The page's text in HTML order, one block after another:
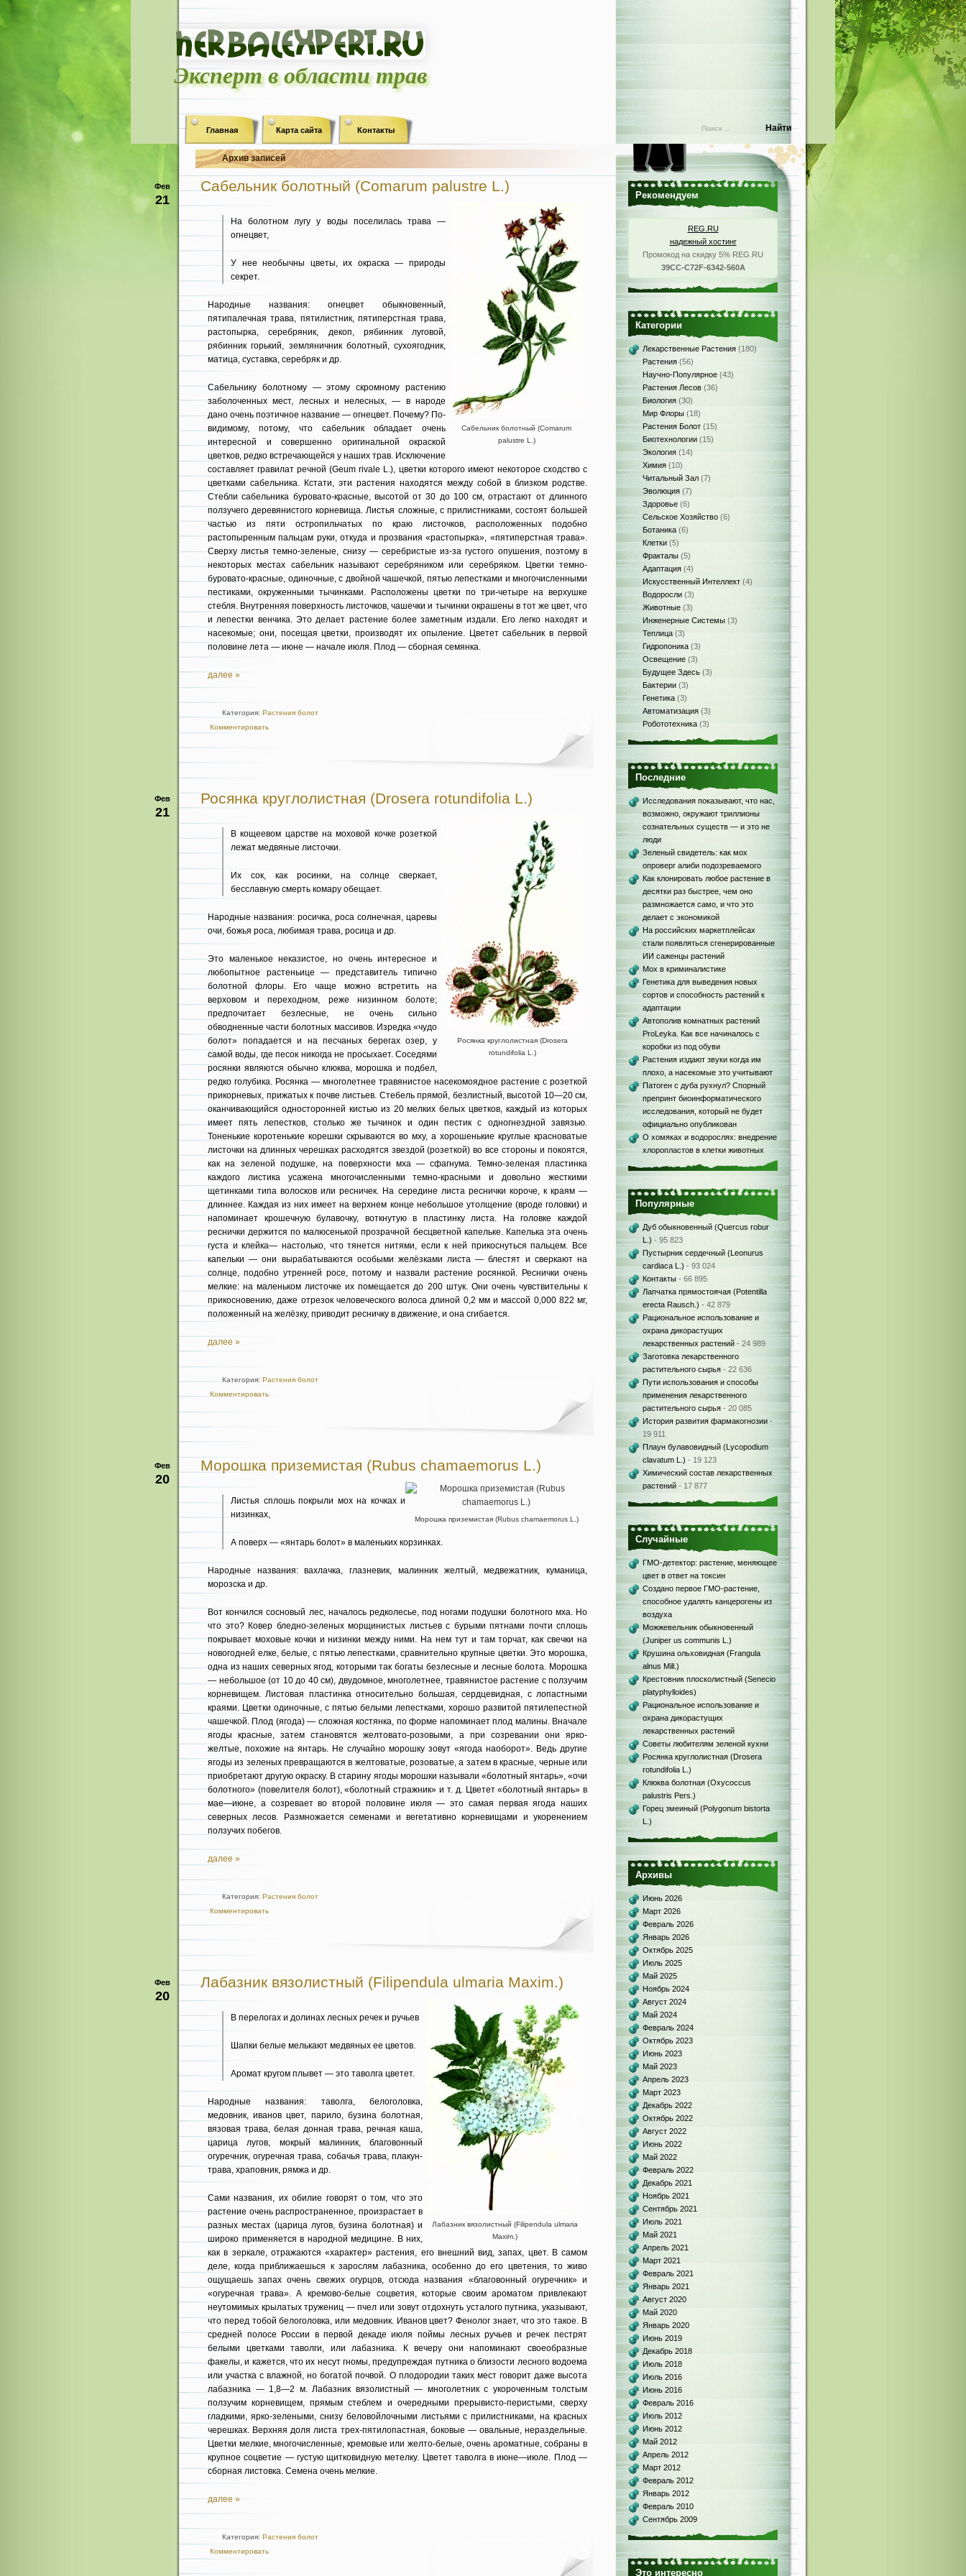
Эксперт в области трав
Главная Карта сайта Контакты
Архив записей
Фев
21
Сабельник болотный (Comarum palustre L.)
Сабельник болотный (Comarum
palustre L.)
На болотном лугу у воды поселилась трава —
огнецвет,
У нее необычны цветы, их окраска — природы
секрет.
Народные названия: огнецвет обыкновенный,
пятипалечная трава, пятилистник, пятиперстная трава,
растопырка, серебряник, декоп, рябинник луговой,
рябинник горький, земляничник болотный, сухоягодник,
матица, суставка, серебряк и др.
Сабельнику болотному — этому скромному растению
заболоченных мест, лесных и нелесных, — в народе
дано очень поэтичное название — огнецвет. Почему? По-
видимому, потому, что сабельник обладает очень
интересной и совершенно оригинальной окраской
цветков, редко встречающейся у наших трав. Исключение
составляет гравилат речной (Geum rivale L.), цветки которого имеют некоторое сходство с
цветками сабельника. Кстати, эти растения находятся между собой в близком родстве.
Стебли сабельника буровато-красные, высотой от 30 до 100 см, отрастают от длинного
ползучего деревянистого корневища. Листья сложные, с прилистниками, состоят большей
частью из пяти остропильчатых по краю листочков, расположенных подобно
растопыренным пальцам руки, откуда и прозвания «растопырка», «пятиперстная трава».
Сверху листья темно-зеленые, снизу — серебристые из-за густого опушения, поэтому в
некоторых местах сабельник называют серебряником или серебряком. Цветки темно-
буровато-красные, одиночные, с двойной чашечкой, пятью лепестками и многочисленными
пестиками, окруженными тычинками. Расположены цветки по три-четыре на верхушке
стебля. Внутренняя поверхность листочков, чашечки и тычинки окрашены в тот же цвет, что
и лепестки венчика. Это делает растение более заметным издали. Его легко находят и
насекомые; они, посещая цветки, производят их опыление. Цветет сабельник в первой
половине лета — июне — начале июля. Плод — сборная семянка.
далее »
Категория: Растения болот
Комментировать
Фев
21
Росянка круглолистная (Drosera rotundifolia L.)
Росянка круглолистная (Drosera
rotundifolia L.)
В кощеевом царстве на моховой кочке розеткой
лежат медвяные листочки.
Их сок, как росинки, на солнце сверкает,
бесславную смерть комару обещает.
Народные названия: росичка, роса солнечная, царевы
очи, божья роса, любимая трава, росица и др.
Это маленькое неказистое, но очень интересное и
любопытное растеньице — представитель типично
болотной флоры. Его чаще можно встретить на
верховом и переходном, реже низинном болоте;
предпочитает безлесные, не очень сильно
обводненные части болотных массивов. Изредка «чудо
болот» попадается и на песчаных берегах озер, у
самой воды, где песок никогда не просыхает. Соседями
росянки являются обычно клюква, морошка и подбел,
редко голубика. Росянка — многолетнее травянистое насекомоядное растение с розеткой
прикорневых, прижатых к почве листьев. Стебель прямой, безлистный, высотой 10—20 см,
оканчивающийся односторонней кистью из 20 мелких белых цветков, каждый из которых
имеет пять лепестков, столько же тычинок и один пестик с одногнездной завязью.
Тоненькие коротенькие корешки скрываются во мху, а хорошенькие круглые красноватые
листочки на длинных черешках расходятся звездой (розеткой) во все стороны и покоятся,
как на зеленой подушке, на поверхности мха — сфагнума. Темно-зеленая пластинка
каждого листика усажена многочисленными темно-красными и довольно жесткими
щетинками типа волосков или ресничек. На середине листа реснички короче, к краям —
длиннее. Каждая из них имеет на верхнем конце небольшое утолщение (вроде головки) и
напоминает крошечную булавочку, воткнутую в пластинку листа. На головке каждой
реснички держится по малюсенькой прозрачной бесцветной капельке. Капелька эта очень
густа и клейка— настолько, что тянется нитями, если к ней прикоснуться пальцем. Все
капельки — они вырабатываются особыми желёзками листа — блестят и сверкают на
солнце, подобно утренней росе, потому и назвали растение росянкой. Реснички очень
мелкие: на маленьком листочке их помещается до 200 штук. Они очень чувствительны к
прикосновению, даже отрезок человеческого волоса длиной 0,2 мм и массой 0,000 822 мг,
положенный на желёзку, приводит ресничку в движение, и она сгибается.
далее »
Категория: Растения болот
Комментировать
Фев
20
Морошка приземистая (Rubus chamaemorus L.)
Морошка приземистая (Rubus chamaemorus L.)
Листья сплошь покрыли мох на кочках и
низинках,
А поверх — «янтарь болот» в маленьких корзинках.
Народные названия: вахлачка, глазневик, малинник желтый, медвежатник, куманица,
морозска и др.
Вот кончился сосновый лес, началось редколесье, под ногами подушки болотного мха. Но
что это? Ковер бледно-зеленых морщинистых листьев с бурыми пятнами почти сплошь
покрывает моховые кочки и низинки между ними. На нем тут и там торчат, как свечки на
новогодней елке, белые, с пятью лепестками, сравнительно крупные цветки. Это морошка,
одна из наших северных ягод, которыми так богаты безлесные и лесные болота. Морошка
— небольшое (от 10 до 40 см), двудомное, многолетнее, травянистое растение с ползучим
корневищем. Листовая пластинка относительно большая, сердцевидная, с лопастными
краями. Цветки одиночные, с пятью белыми лепестками, хорошо развитой пятилепестной
чашечкой. Плод (ягода) — сложная костянка, по форме напоминает плод малины. Вначале
ягоды красные, затем становятся желтовато-розовыми, а при созревании они ярко-
желтые, похожие на янтарь. Не случайно морошку зовут «ягода наоборот». Ведь другие
ягоды из зеленых превращаются в желтоватые, розоватые, а затем в красные, черные или
приобретают другую окраску. В старину ягоды морошки называли «болотный янтарь», «очи
болотного» (повелителя болот), «болотный стражник» и т. д. Цветет «болотный янтарь» в
мае—июне, а созревает во второй половине июля — это самая первая ягода наших
северных лесов. Размножается семенами и вегетативно корневищами и укоренением
ползучих побегов.
далее »
Категория: Растения болот
Комментировать
Фев
20
Лабазник вязолистный (Filipendula ulmaria Maxim.)
Лабазник вязолистный (Filipendula ulmaria
Maxim.)
В перелогах и долинах лесных речек и ручьев
Шапки белые мелькают медвяных ее цветов.
Аромат кругом плывет — это таволга цветет.
Народные названия: таволга, белоголовка,
медовник, иванов цвет, парило, бузина болотная,
вязовая трава, белая донная трава, речная каша,
царица лугов, мокрый малинник, благовонный
огуречник, огуречная трава, собачья трава, плакун-
трава, храповник, рямжа и др.
Сами названия, их обилие говорят о том, что это
растение очень распространенное, произрастает в
разных местах (царица лугов, бузина болотная) и
широко применяется в народной медицине. В них,
как в зеркале, отражаются «характер» растения, его внешний вид, запах, цвет. В самом
деле, когда приближаешься к зарослям лабазника, особенно до его цветения, то живо
ощущаешь запах очень свежих огурцов, отсюда названия «благовонный огуречник» и
«огуречная трава». А кремово-белые соцветия, которые своим ароматом привлекают
неутомимых крылатых тружениц — пчел или зовут отдохнуть усталого путника, указывают,
что перед тобой белоголовка, или медовник. Иванов цвет? Фенолог знает, что это такое. В
средней полосе России в первой декаде июля поймы лесных ручьев и речек пестрят
белыми цветками таволги, или лабазника. К вечеру они напоминают своеобразные
факелы, и кажется, что их несут гномы, предупреждая путника о близости лесного водоема
или участка с влажной, но богатой почвой. О плодородии таких мест говорит даже высота
лабазника — 1,8—2 м. Лабазник вязолистный — многолетник с укороченным толстым
ползучим корневищем, прямым стеблем и очередными прерывисто-перистыми, сверху
гладкими, ярко-зелеными, снизу беловойлочными листьями с прилистниками, на красных
черешках. Верхняя доля листа трех-пятилопастная, боковые — овальные, нераздельные.
Цветки мелкие, многочисленные, кремовые или желто-белые, очень ароматные, собраны в
крупное соцветие — густую щитковидную метелку. Цветет таволга в июне—июле. Плод —
сборная листовка. Семена очень мелкие.
далее »
Категория: Растения болот
Комментировать
Рекомендуем
REG.RU
надежный хостинг
Промокод на скидку 5% REG.RU
39CC-C72F-6342-560A
Категории
Лекарственные Растения (180)
Растения (56)
Научно-Популярное (43)
Растения Лесов (36)
Биология (30)
Мир Флоры (18)
Растения Болот (15)
Биотехнологии (15)
Экология (14)
Химия (10)
Читальный Зал (7)
Эволюция (7)
Здоровье (6)
Сельское Хозяйство (6)
Ботаника (6)
Клетки (5)
Фракталы (5)
Адаптация (4)
Искусственный Интеллект (4)
Водоросли (3)
Животные (3)
Инженерные Системы (3)
Теплица (3)
Гидропоника (3)
Освещение (3)
Будущее Здесь (3)
Бактерии (3)
Генетика (3)
Автоматизация (3)
Робототехника (3)
Последние
Исследования показывают, что нас,
возможно, окружают триллионы
сознательных существ — и это не
люди
Зеленый свидетель: как мох
опроверг алиби подозреваемого
Как клонировать любое растение в
десятки раз быстрее, чем оно
размножается само, и что это
делает с экономикой
На российских маркетплейсах
стали появляться сгенерированные
ИИ саженцы растений
Мох в криминалистике
Генетика для выведения новых
сортов и способность растений к
адаптации
Автополив комнатных растений
ProLeyka. Как все начиналось с
коробки из под обуви
Растения издают звуки когда им
плохо, а насекомые это учитывают
Патоген с дуба рухнул? Спорный
препринт биоинформатического
исследования, который не будет
официально опубликован
О хомяках и водорослях: внедрение
хлоропластов в клетки животных
Популярные
Дуб обыкновенный (Quercus robur
L.) - 95 823
Пустырник сердечный (Leonurus
cardiaca L.) - 93 024
Контакты - 66 895
Лапчатка прямостоячая (Potentilla
erecta Rausch.) - 42 879
Рациональное использование и
охрана дикорастущих
лекарственных растений - 24 989
Заготовка лекарственного
растительного сырья - 22 636
Пути использования и способы
применения лекарственного
растительного сырья - 20 085
История развития фармакогнозии -
19 911
Плаун булавовидный (Lycopodium
clavatum L.) - 19 123
Химический состав лекарственных
растений - 17 877
Случайные
ГМО-детектор: растение, меняющее
цвет в ответ на токсин
Создано первое ГМО-растение,
способное удалять канцерогены из
воздуха
Можжевельник обыкновенный
(Juniper us communis L.)
Крушина ольховидная (Frangula
alnus Mill.)
Крестовник плосколистный (Senecio
platyphylloides)
Рациональное использование и
охрана дикорастущих
лекарственных растений
Советы любителям зеленой кухни
Росянка круглолистная (Drosera
rotundifolia L.)
Клюква болотная (Oxycoccus
palustris Pers.)
Горец змеиный (Polygonum bistorta
L.)
Архивы
Июнь 2026
Март 2026
Февраль 2026
Январь 2026
Октябрь 2025
Июль 2025
Май 2025
Ноябрь 2024
Август 2024
Май 2024
Февраль 2024
Октябрь 2023
Июнь 2023
Май 2023
Апрель 2023
Март 2023
Декабрь 2022
Октябрь 2022
Август 2022
Июнь 2022
Май 2022
Февраль 2022
Декабрь 2021
Ноябрь 2021
Сентябрь 2021
Июль 2021
Май 2021
Апрель 2021
Март 2021
Февраль 2021
Январь 2021
Август 2020
Май 2020
Январь 2020
Июнь 2019
Декабрь 2018
Июль 2018
Июль 2016
Июнь 2016
Февраль 2016
Июль 2012
Июнь 2012
Май 2012
Апрель 2012
Март 2012
Февраль 2012
Январь 2012
Февраль 2010
Сентябрь 2009
Это интересно